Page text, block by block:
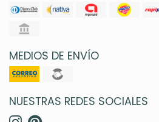
MEDIOS DE ENVÍO
NUESTRAS REDES SOCIALES